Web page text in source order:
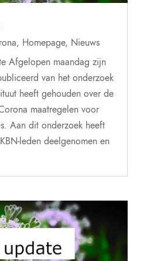
, Homepage, Nieuws
Afgelopen maandag zijn
van het onderzoek
heeft gehouden over de
maatregelen voor
Aan dit onderzoek heeft
leden deelgenomen en